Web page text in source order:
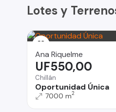
** Precio Venta
Lotes y
Ana Riquelme
Chillán
Oportunidad Única
UF550,00
7000 m2